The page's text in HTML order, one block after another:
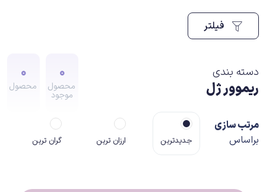
دسته بندی
ریموور ژل
0
محصول
موجود
0
محصول
مرتب سازی
براساس
جدیدترین ارزان ترین گران ترین